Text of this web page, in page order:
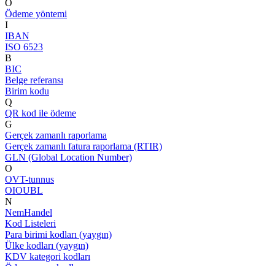
Ö
Ödeme yöntemi
I
IBAN
ISO 6523
B
BIC
Belge referansı
Birim kodu
Q
QR kod ile ödeme
G
Gerçek zamanlı raporlama
Gerçek zamanlı fatura raporlama (RTIR)
GLN (Global Location Number)
O
OVT-tunnus
OIOUBL
N
NemHandel
Kod Listeleri
Para birimi kodları (yaygın)
Ülke kodları (yaygın)
KDV kategori kodları